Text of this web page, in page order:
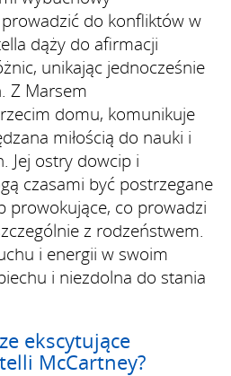
do konfliktów w
dąży do afirmacji
unikając jednocześnie
Z Marsem
domu, komunikuje
miłością do nauki i
Jej ostry dowcip i
czasami być postrzegane
prowokujące, co prowadzi
z rodzeństwem.
i energii w swoim
i niezdolna do stania
ekscytujące
McCartney?